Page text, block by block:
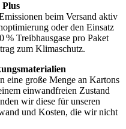
beim Versand aktiv
oder den Einsatz
Treibhausgase pro Paket
zum Klimaschutz.
eine große Menge an Kartons
einwandfreien Zustand
wir diese für unseren
und Kosten, die wir nicht